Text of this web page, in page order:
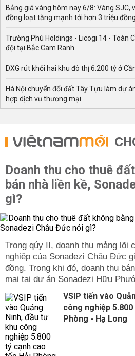
Bảng giá vàng hôm nay 6/8: Vàng SJC,
đồng loạt tăng mạnh tới hơn 3 triệu
Trường Phú Holdings - Licogi 14 - Toàn
đội tại Bắc Cam Ranh
DXG rút khỏi hai khu đô thị 6.200 tỷ ở
Hà Nội chuyển đổi đất Tây Tựu làm dự
hợp dịch vụ thương mại
Doanh thu cho thuê
bán nhà liền kề,
gì?
Trong qúy II, doanh thu mảng lõi
nghiệp của Sonadezi Châu Đức
đồng. Trong khi đó, doanh thu
mại tại dự án Sonadezi Hữu
VSIP tiến vào
công nghiệp
Phòng - Hạ Long